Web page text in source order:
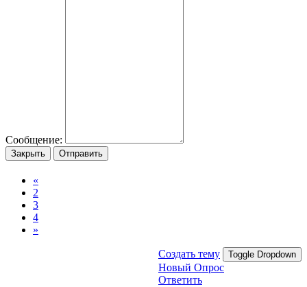
Сообщение:
Закрыть Отправить
«
2
3
4
»
Создать тему Toggle Dropdown
Новый Опрос
Ответить